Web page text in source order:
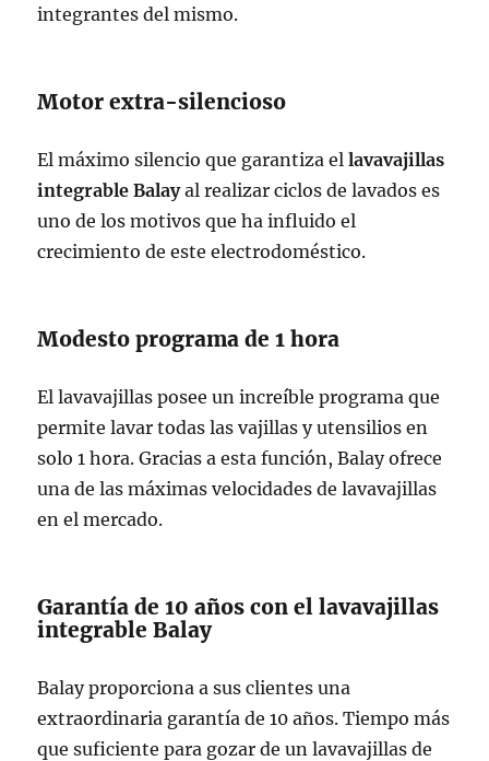
integrantes del mismo.
Motor extra-silencioso
El máximo silencio que garantiza ellavavajillas
integrable Balayal realizar ciclos de lavados es
uno de los motivos que ha influido el
crecimiento de este electrodoméstico.
Modesto programa de 1 hora
El lavavajillas posee un increíble programa que
permite lavar todas las vajillas y utensilios en
solo 1 hora. Gracias a esta función, Balay ofrece
una de las máximas velocidades de lavavajillas
en el mercado.
Garantía de 10 años con el lavavajillas
integrable Balay
Balay proporciona a sus clientes una
extraordinaria garantía de 10 años. Tiempo más
que suficiente para gozar de un lavavajillas de